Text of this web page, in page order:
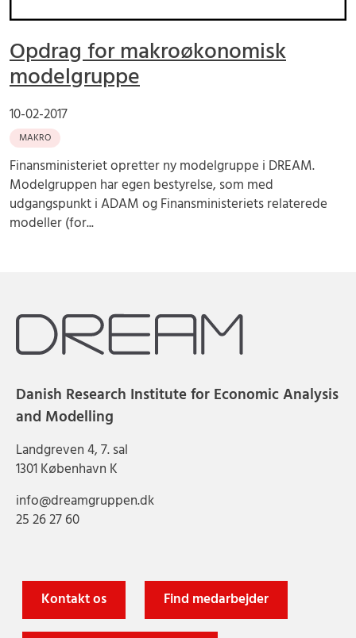
Opdrag for makroøkonomisk
modelgruppe
10-02-2017
MAKRO
Finansministeriet opretter ny modelgruppe i DREAM.
Modelgruppen har egen bestyrelse, som med
udgangspunkt i ADAM og Finansministeriets relaterede
modeller (for...
Danish Research Institute for Economic Analysis
and Modelling
Landgreven 4, 7. sal
1301 København K
info@dreamgruppen.dk
25 26 27 60
Kontakt os Find medarbejder